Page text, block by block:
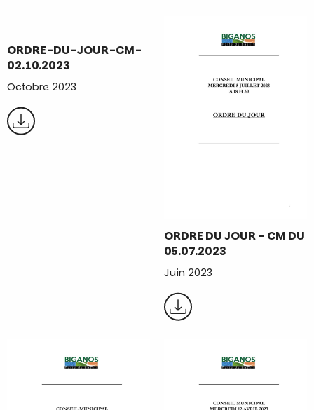
ORDRE-DU-JOUR-CM-
02.10.2023
Octobre 2023
ORDRE DU JOUR - CM DU
05.07.2023
Juin 2023